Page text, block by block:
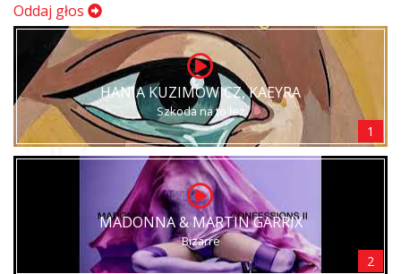
Oddaj głos
HANIA KUZIMOWICZ, KAEYRA
Szkoda na to łez
1
MADONNA & MARTIN GARRIX
Bizarre
2